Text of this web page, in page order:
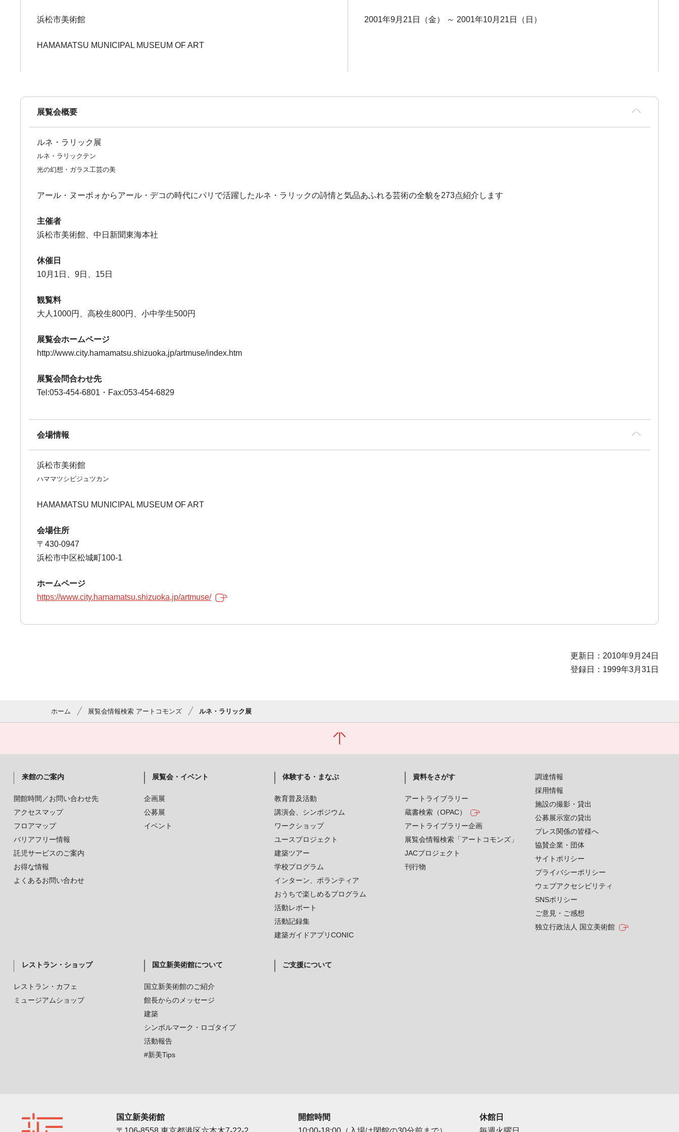
浜松市美術館
HAMAMATSU MUNICIPAL MUSEUM OF ART
2001年9月21日（金） ～ 2001年10月21日（日）
展覧会概要
ルネ・ラリック展
ルネ・ラリックテン
光の幻想・ガラス工芸の美
アール・ヌーボォからアール・デコの時代にパリで活躍したルネ・ラリックの詩情と気品あふれる芸術の全貌を273点紹介します
主催者
浜松市美術館、中日新聞東海本社
休催日
10月1日、9日、15日
観覧料
大人1000円、高校生800円、小中学生500円
展覧会ホームページ
http://www.city.hamamatsu.shizuoka.jp/artmuse/index.htm
展覧会問合わせ先
Tel:053-454-6801・Fax:053-454-6829
会場情報
浜松市美術館
ハママツシビジュツカン
HAMAMATSU MUNICIPAL MUSEUM OF ART
会場住所
〒430-0947
浜松市中区松城町100-1
ホームページ
https://www.city.hamamatsu.shizuoka.jp/artmuse/
更新日：2010年9月24日
登録日：1999年3月31日
ホーム 展覧会情報検索 アートコモンズ ルネ・ラリック展
来館のご案内
開館時間／お問い合わせ先
アクセスマップ
フロアマップ
バリアフリー情報
託児サービスのご案内
お得な情報
よくあるお問い合わせ
展覧会・イベント
企画展
公募展
イベント
体験する・まなぶ
教育普及活動
講演会、シンポジウム
ワークショップ
ユースプロジェクト
建築ツアー
学校プログラム
インターン、ボランティア
おうちで楽しめるプログラム
活動レポート
活動記録集
建築ガイドアプリCONIC
資料をさがす
アートライブラリー
蔵書検索（OPAC）
アートライブラリー企画
展覧会情報検索「アートコモンズ」
JACプロジェクト
刊行物
レストラン・ショップ
レストラン・カフェ
ミュージアムショップ
国立新美術館について
国立新美術館のご紹介
館長からのメッセージ
建築
シンボルマーク・ロゴタイプ
活動報告
#新美Tips
ご支援について
調達情報
採用情報
施設の撮影・貸出
公募展示室の貸出
プレス関係の皆様へ
協賛企業・団体
サイトポリシー
プライバシーポリシー
ウェブアクセシビリティ
SNSポリシー
ご意見・ご感想
独立行政法人 国立美術館
国立新美術館
開館時間
休館日